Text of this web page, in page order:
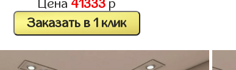
Цена 41333р
Заказать в 1 клик